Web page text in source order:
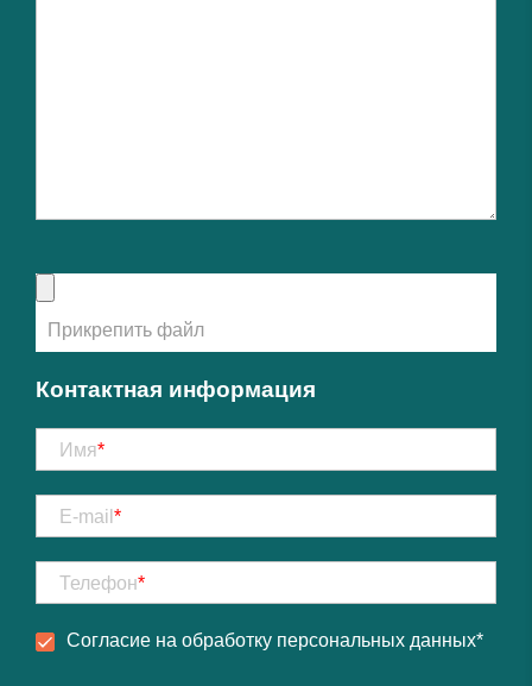
Контактная информация
Имя*
E-mail *
Телефон*
Согласие на обработку персональных данных*